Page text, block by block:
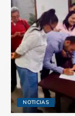
NOTICIAS